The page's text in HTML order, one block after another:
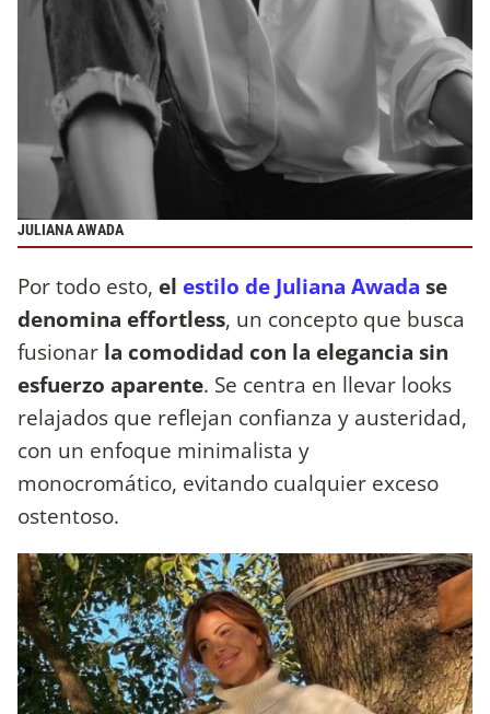
JULIANA AWADA
Por todo esto, el estilo de Juliana Awada se
denomina effortless, un concepto que busca
fusionar la comodidad con la elegancia sin
esfuerzo aparente. Se centra en llevar looks
relajados que reflejan confianza y austeridad,
con un enfoque minimalista y
monocromático, evitando cualquier exceso
ostentoso.